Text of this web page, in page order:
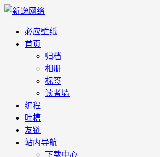
必应壁纸
首页
归档
相册
标签
读者墙
编程
吐槽
友链
站内导航
下载中心